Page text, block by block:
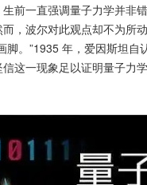
前一直强调量子力学并非
，波尔对此观点却不为所
脚。”1935 年，爱因斯坦
这一现象足以证明量子力学